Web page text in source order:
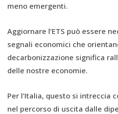
meno emergenti.
Aggiornare l’ETS può essere
segnali economici che
decarbonizzazione significa
delle nostre economie.
Per l’Italia, questo si intreccia
nel percorso di uscita dalle